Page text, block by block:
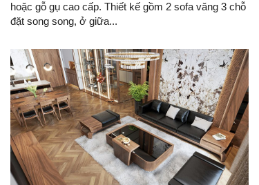
hoặc gỗ gụ cao cấp. Thiết kế gồm 2 sofa văng 3 chỗ
đặt song song, ở giữa...